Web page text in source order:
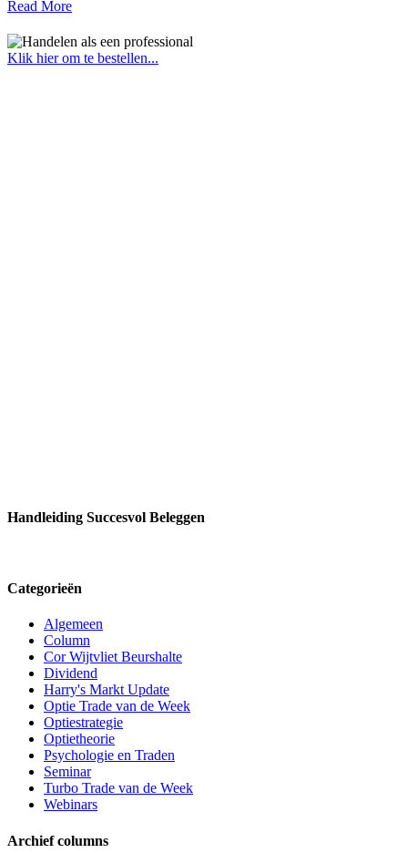
Read More
Klik hier om te bestellen...
Handleiding Succesvol Beleggen
Categorieën
Algemeen
Column
Cor Wijtvliet Beurshalte
Dividend
Harry's Markt Update
Optie Trade van de Week
Optiestrategie
Optietheorie
Psychologie en Traden
Seminar
Turbo Trade van de Week
Webinars
Archief columns